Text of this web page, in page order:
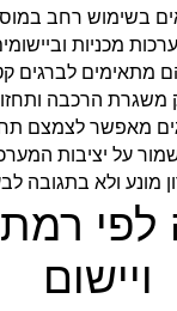
בשימוש רחב
מכניות
מתאימים לברגים
הרכבה
מאפשר לצמצם
על יציבות
מונע ולא בתגובה
רמת
ויישום